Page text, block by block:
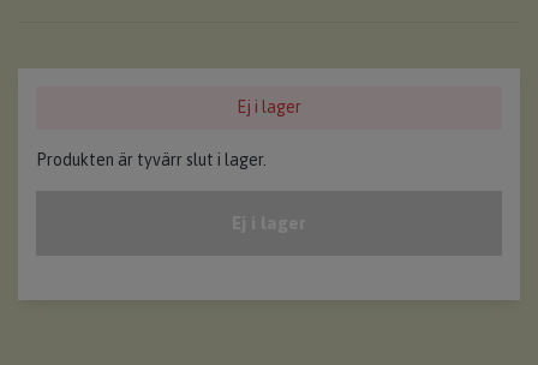
Ej i lager
Produkten är tyvärr slut i lager.